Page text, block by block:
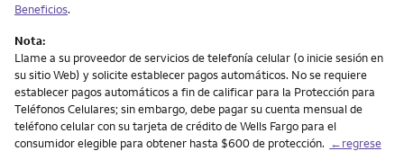
Beneficios.
Nota:
Llame a su proveedor de servicios de telefonía celular (o inicie sesión en
su sitio Web) y solicite establecer pagos automáticos. No se requiere
establecer pagos automáticos a fin de calificar para la Protección para
Teléfonos Celulares; sin embargo, debe pagar su cuenta mensual de
teléfono celular con su tarjeta de crédito de Wells Fargo para el
consumidor elegible para obtener hasta $600 de protección. ←regrese